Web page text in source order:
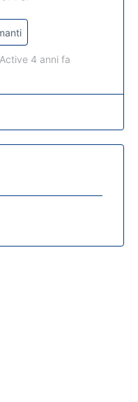
Active 4 anni fa